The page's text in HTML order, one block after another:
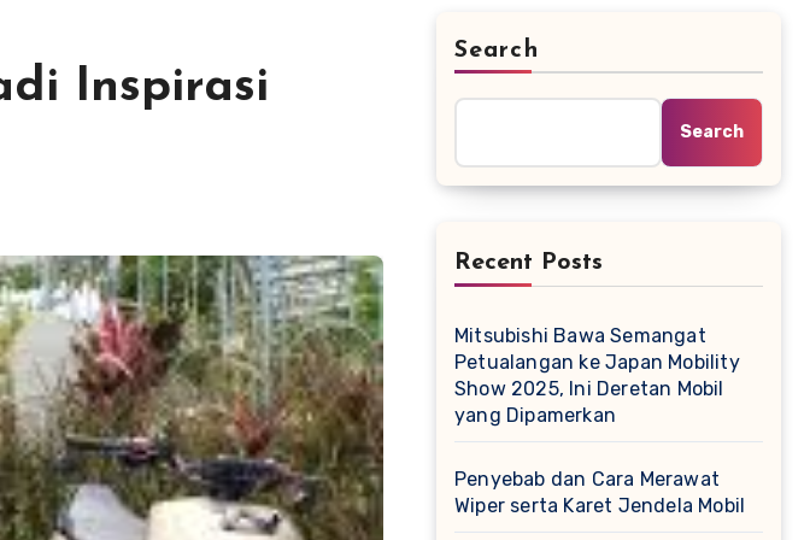
Inspirasi
Search
Search
Recent Posts
Mitsubishi Bawa Semangat
Petualangan ke Japan Mobility
Show 2025, Ini Deretan Mobil
yang Dipamerkan
Penyebab dan Cara Merawat
Wiper serta Karet Jendela Mobil